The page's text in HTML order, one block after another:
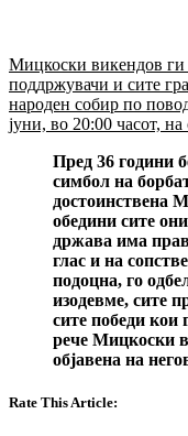
Мицкоски викендов ги
поддржувачи и сите
народен собир по
јуни, во 20:00 часот,
Пред 36 години
симбол на
достоинствена
обедини сите
држава има
глас и на
подоцна, го
изодевме, сите
сите победи кои
рече Мицкоски
објавена на
Rate This Article: